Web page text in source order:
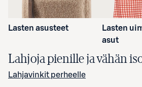
Lasten asusteet
Lasten
asut
Lahjoja pienille ja vähän
Lahjavinkit perheelle